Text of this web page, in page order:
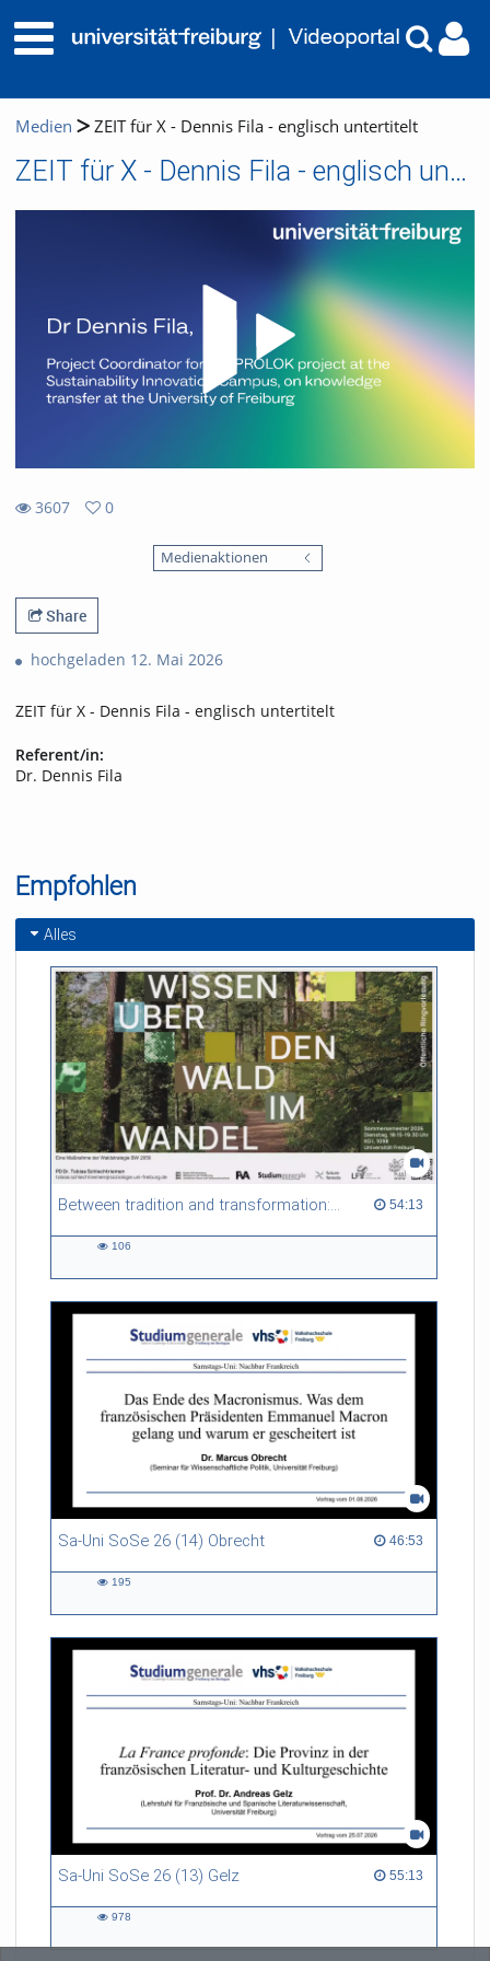
Medien ZEIT für X - Dennis Fila - englisch untertitelt
ZEIT für X - Dennis Fila - englisch untertitelt
3607
0
Medienaktionen
Share
hochgeladen 12. Mai 2026
ZEIT für X - Dennis Fila - englisch untertitelt
Referent/in:
Dr. Dennis Fila
Empfohlen
Alles
Between tradition and transformation: how owners, advisers and institutions co-create knowledge for resilient forests in Europe 54:13
54:13 duration
106
Sa-Uni SoSe 26 (14) Obrecht 46:53
46:53 duration
195
Sa-Uni SoSe 26 (13) Gelz 55:13
55:13 duration
978